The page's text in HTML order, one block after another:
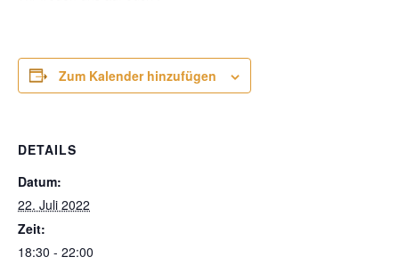
Zum Kalender hinzufügen
DETAILS
Datum:
22. Juli 2022
Zeit:
18:30 - 22:00